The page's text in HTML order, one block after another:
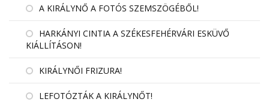
A KIRÁLYNŐ A FOTÓS SZEMSZÖGÉBŐL!
HARKÁNYI CINTIA A SZÉKESFEHÉRVÁRI ESKÜVŐ
KIÁLLÍTÁSON!
KIRÁLYNŐI FRIZURA!
LEFOTÓZTÁK A KIRÁLYNŐT!